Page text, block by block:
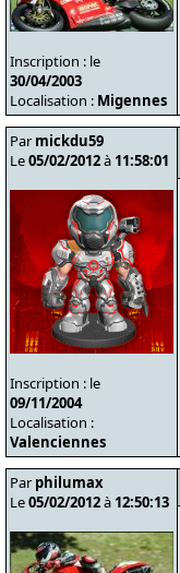
Inscription : le
30/04/2003
Localisation : Migennes
Par mickdu59
Le05/02/2012à 11:58:01
Inscription : le
09/11/2004
Localisation :
Valenciennes
Par philumax
Le05/02/2012à 12:50:13